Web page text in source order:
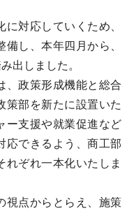
対応していくため、
し、本年四月から、
出しました。
政策形成機能と総合
策部を新たに設置いた
ー支援や就業促進など
応できるよう、商工部
れぞれ一本化いたしま
点からとらえ、施策